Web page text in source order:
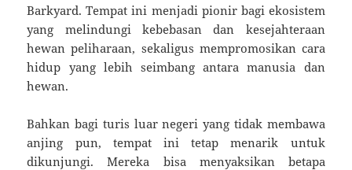
Barkyard. Tempat ini menjadi pionir bagi ekosistem
yang melindungi kebebasan dan kesejahteraan
hewan peliharaan, sekaligus mempromosikan cara
hidup yang lebih seimbang antara manusia dan
hewan.
Bahkan bagi turis luar negeri yang tidak membawa
anjing pun, tempat ini tetap menarik untuk
dikunjungi. Mereka bisa menyaksikan betapa